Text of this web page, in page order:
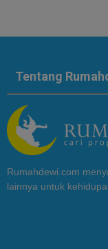
Tentang
Rumahdewi.com
lainnya untuk